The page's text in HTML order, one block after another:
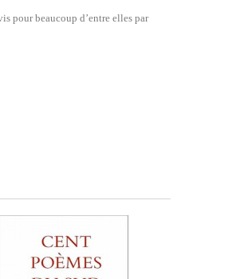
pour beaucoup d’entre elles par